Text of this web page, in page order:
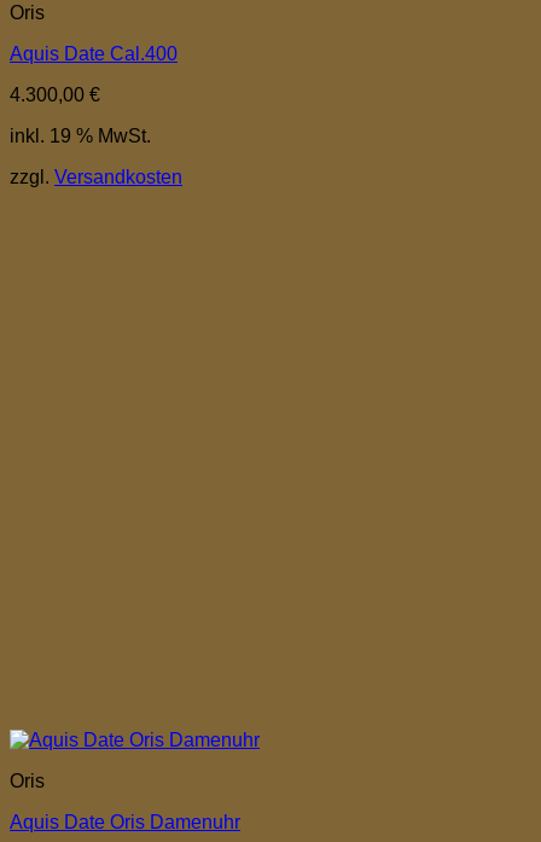
Oris
Aquis Date Cal.400
4.300,00 €
inkl. 19 % MwSt.
zzgl. Versandkosten
Oris
Aquis Date Oris Damenuhr